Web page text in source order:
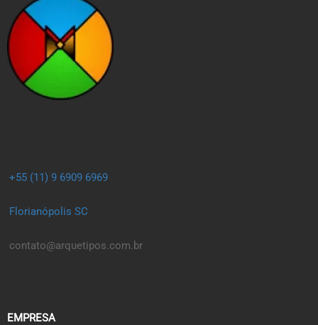
+55 (11) 9 6909 6969
Florianópolis SC
contato@arquetipos.com.br
EMPRESA